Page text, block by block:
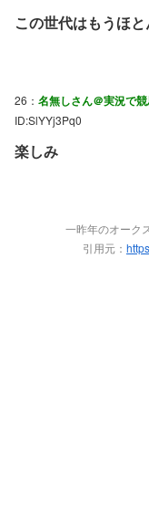
この世代はもうほ
26： 名無しさん＠実況で
ID:SlYYj3Pq0
楽しみ
一昨年のオーク
引用元：